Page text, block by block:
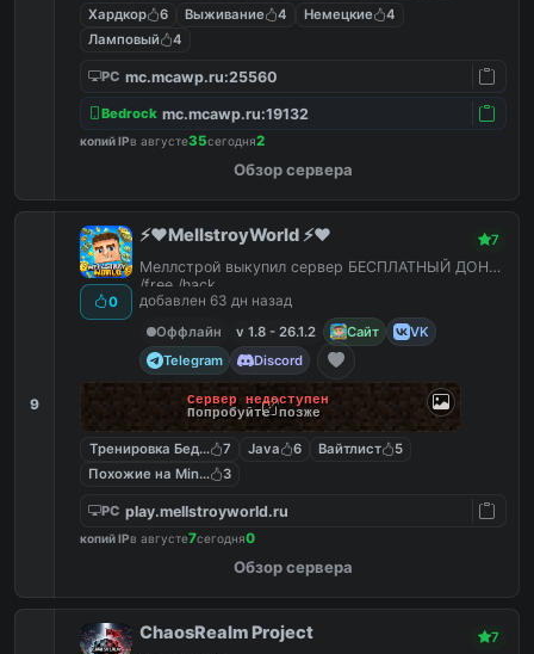
Хардкор 6 Выживание 4 Немецкие
4
Ламповый
4
PC mc.mcawp.ru:25560
Bedrock mc.mcawp.ru:19132
копий IPв августе35сегодня2
Обзор сервера
9
0
⚡️❤️MellstroyWorld ⚡️❤️ 7
Меллстрой выкупил сервер БЕСПЛАТНЫЙ ДОНАТ
/free /hack
добавлен 63 дн назад
Оффлайн
v 1.8 - 26.1.2 Сайт
VK
Telegram
Discord
Сервер недоступен
Попробуйте позже
Тренировка Бед Варс
7 Java 6 Вайтлист
5
Похожие на MineShield
3
PC play.mellstroyworld.ru
копий IPв августе7сегодня0
Обзор сервера
ChaosRealm Project 7